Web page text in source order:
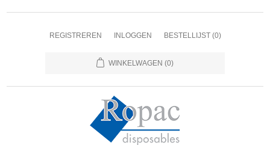
REGISTREREN INLOGGEN BESTELLIJST (0)
WINKELWAGEN (0)